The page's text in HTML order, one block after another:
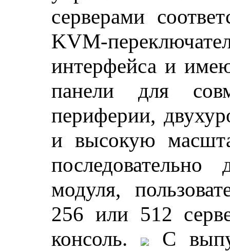
серверами
KVM-
интерфейса и
панели для
периферии,
и высокую
модуля,
256 или 512
консоль.
С